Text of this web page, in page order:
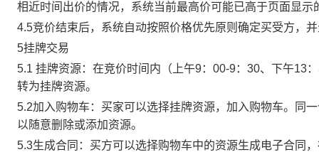
相近时间出价的情况，系统当前最高价可能已高于页面显示
4.5竞价结束后，系统自动按照价格优先原则确定买受方，
5挂牌交易
5.1 挂牌资源：在竞价时间内（上午9：00-9：30、下午13
转为挂牌资源。
5.2加入购物车：买家可以选择挂牌资源，加入购物车。同
以随意删除或添加资源。
5.3生成合同：买方可以选择购物车中的资源生成电子合同